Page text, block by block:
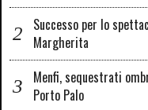
Successo per lo
Margherita
Menfi, sequestrati
Porto Palo